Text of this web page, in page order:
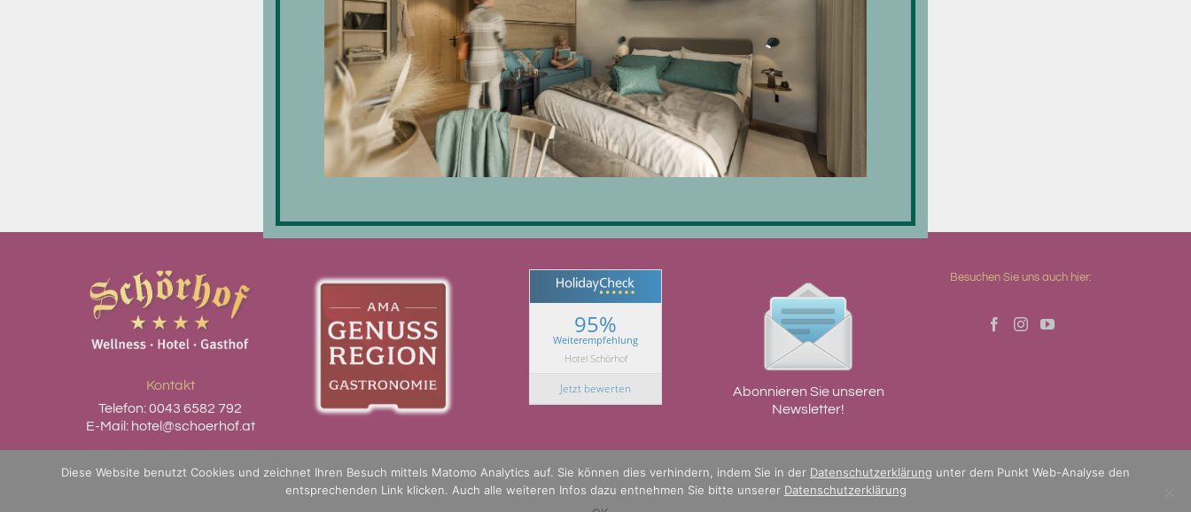
€32,00
In den
Warenkorb
Details
Kontakt
Telefon:0043 6582 792
E-Mail: hotel@schoerhof.at
95%
Weiterempfehlung
Hotel Schörhof
Jetzt bewerten
Abonnieren Sie unseren
Newsletter!
Besuchen Sie uns auch hier:
Diese Website benutzt Cookies und zeichnet Ihren Besuch mittels Matomo Analytics auf. Sie können dies verhindern, indem Sie in der Datenschutzerklärung unter dem Punkt Web-Analyse den
entsprechenden Link klicken. Auch alle weiteren Infos dazu entnehmen Sie bitte unserer Datenschutzerklärung